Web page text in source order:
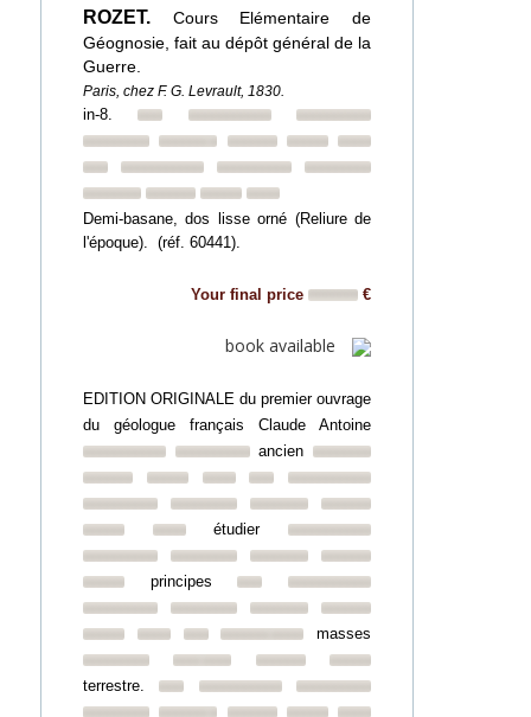
ROZET. Cours Elémentaire de
Géognosie, fait au dépôt général de la
Guerre.
Paris, chez F. G. Levrault, 1830.
in-8.
Demi-basane, dos lisse orné (Reliure de
l'époque). (réf. 60441).
Your final price €
book available
EDITION ORIGINALE du premier ouvrage
du géologue français Claude Antoine
ancien
étudier
principes
masses
terrestre.